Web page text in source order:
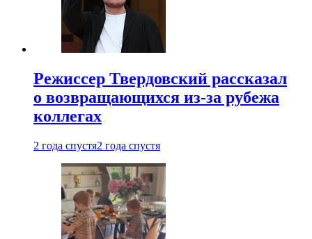
Режиссер Твердовский рассказал
о возвращающихся из-за рубежа
коллегах
2 года спустя2 года спустя